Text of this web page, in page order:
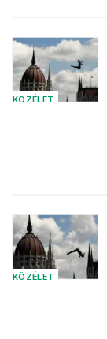
KÖZÉLET
KÖZÉLET